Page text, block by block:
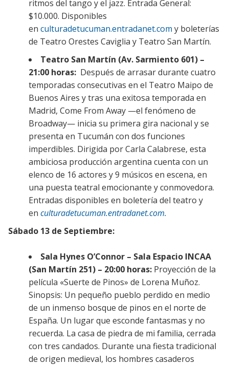
ritmos del tango y el jazz. Entrada General:
$10.000. Disponibles
en culturadetucuman.entradanet.com y boleterías
de Teatro Orestes Caviglia y Teatro San Martín.
Teatro San Martín (Av. Sarmiento 601) –
21:00 horas: Después de arrasar durante cuatro
temporadas consecutivas en el Teatro Maipo de
Buenos Aires y tras una exitosa temporada en
Madrid, Come From Away —el fenómeno de
Broadway— inicia su primera gira nacional y se
presenta en Tucumán con dos funciones
imperdibles. Dirigida por Carla Calabrese, esta
ambiciosa producción argentina cuenta con un
elenco de 16 actores y 9 músicos en escena, en
una puesta teatral emocionante y conmovedora.
Entradas disponibles en boletería del teatro y
en culturadetucuman.entradanet.com.
Sábado 13 de Septiembre:
Sala Hynes O’Connor – Sala Espacio INCAA
(San Martín 251) – 20:00 horas: Proyección de la
película «Suerte de Pinos» de Lorena Muñoz.
Sinopsis: Un pequeño pueblo perdido en medio
de un inmenso bosque de pinos en el norte de
España. Un lugar que esconde fantasmas y no
recuerda. La casa de piedra de mi familia, cerrada
con tres candados. Durante una fiesta tradicional
de origen medieval, los hombres casaderos